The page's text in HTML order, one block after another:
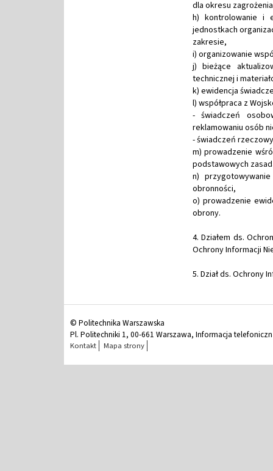
dla okresu
h) kontrolowanie i
jednostkach
zakresie,
i) organizowanie
j) bieżące
technicznej i
k) ewidencja
l) współpraca z
- świadczeń
reklamowaniu osób
- świadczeń
m) prowadzenie
podstawowych
n)
obronności,
o) prowadzenie
obrony.
4. Działem ds.
Ochrony Informacji
5. Dział ds. Ochrony
© Politechnika Warszawska
Pl. Politechniki 1, 00-661 Warszawa, Informacja
Kontakt Mapa strony